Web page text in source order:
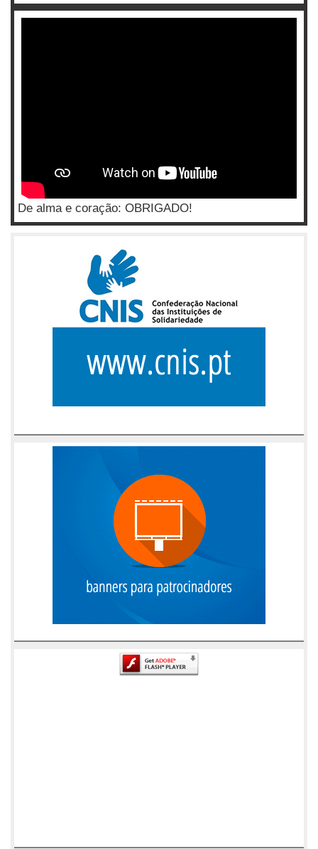
De alma e coração: OBRIGADO!